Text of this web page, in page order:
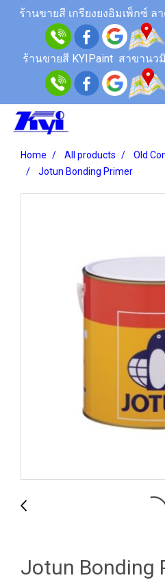
ร้านขายสี เกรียงยงอิมเพ็กซ์ ล
ร้านขายสี KYIPaint สาขานว
Home All products
Old
Jotun Bonding Primer
Jotun Bonding